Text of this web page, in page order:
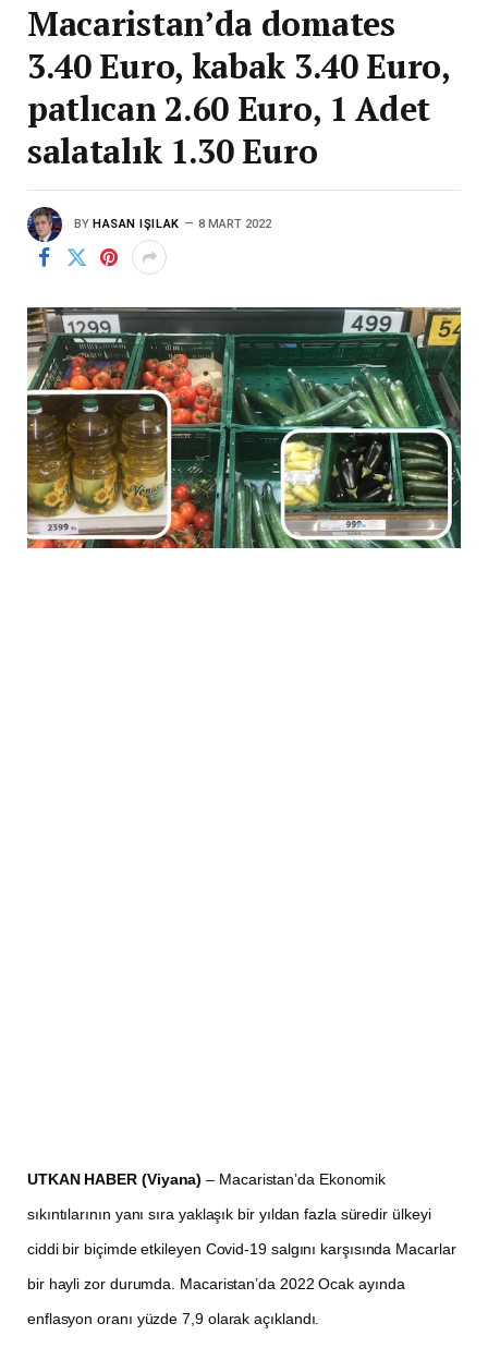
Macaristan’da domates
3.40 Euro, kabak 3.40 Euro,
patlıcan 2.60 Euro, 1 Adet
salatalık 1.30 Euro
BY HASAN IŞILAK 8 MART 2022
UTKAN HABER (Viyana)– Macaristan’da Ekonomik
sıkıntılarının yanı sıra yaklaşık bir yıldan fazla süredir ülkeyi
ciddi bir biçimde etkileyen Covid-19 salgını karşısında Macarlar
bir hayli zor durumda. Macaristan’da 2022 Ocak ayında
enflasyon oranı yüzde 7,9 olarak açıklandı.